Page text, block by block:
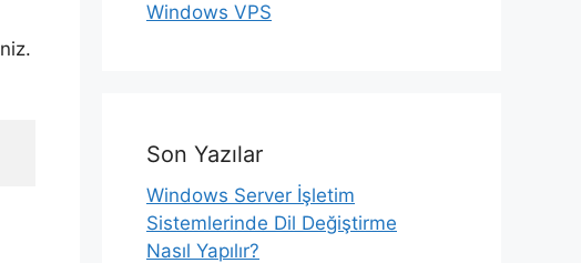
Windows VPS
Son Yazılar
Windows Server İşletim
Sistemlerinde Dil Değiştirme
Nasıl Yapılır?